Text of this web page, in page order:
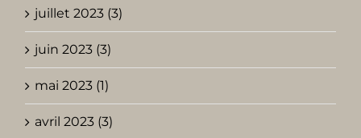
juillet 2023 (3)
juin 2023 (3)
mai 2023 (1)
avril 2023 (3)